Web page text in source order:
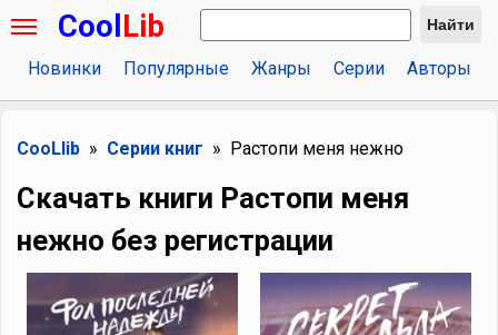
Cool Lib Найти
Новинки Популярные Жанры Серии Авторы
CooLlib Серии книг Растопи меня нежно
Скачать книги Растопи меня
нежно без регистрации